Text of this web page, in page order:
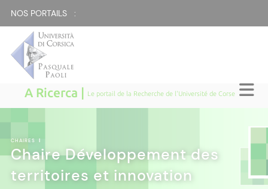
NOS PORTAILS :
A Ricerca | Le portail de la Recherche de l'Université de Corse
CHAIRES |
Chaire Développement des
territoires et innovation